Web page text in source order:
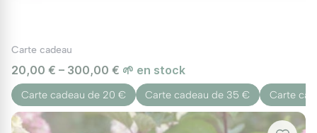
Carte cadeau
20,00 € – 300,00 € 🌱 en stock
Carte cadeau de 20 € Carte cadeau de 35 € Carte